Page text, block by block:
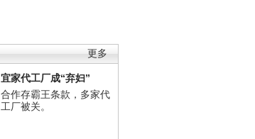
更多
宜家代工厂成“弃妇”
合作存霸王条款，多家代
工厂被关。